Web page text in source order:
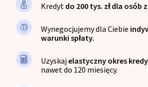
Kontakt
Kredyt do 200 tys. zł dla osób
Wynegocjujemy dla Ciebie
warunki spłaty.
Uzyskajelastyczny okres
nawet do 120 miesięcy.